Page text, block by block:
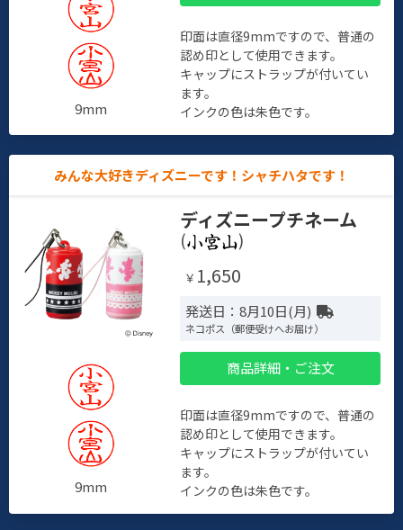
9mm
印面は直径9mmですので、普通の
認め印として使用できます。
キャップにストラップが付いてい
ます。
インクの色は朱色です。
みんな大好きディズニーです！シャチハタです！
9mm
ディズニープチネーム
( )
￥ 1,650
発送日：8月10日(月)
ネコポス（郵便受けへお届け）
商品詳細・ご注文
印面は直径9mmですので、普通の
認め印として使用できます。
キャップにストラップが付いてい
ます。
インクの色は朱色です。